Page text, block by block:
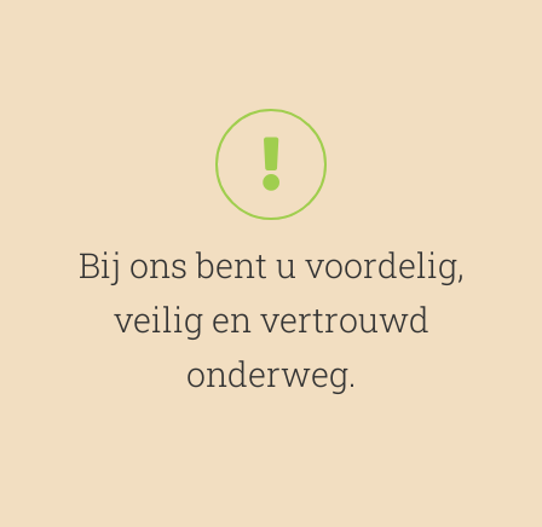
Bij ons bent u voordelig,
veilig en vertrouwd
onderweg.